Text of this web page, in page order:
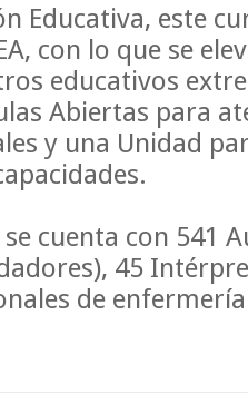
Educativa, este
con lo que se
educativos
Abiertas para
y una Unidad
cuenta con 541
45
de